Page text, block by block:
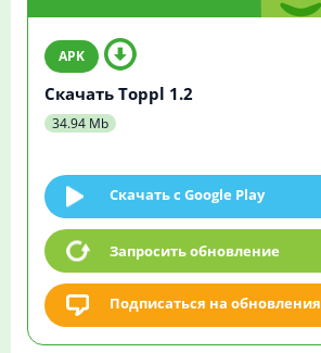
Скачать Toppl 1.2
34.94 Mb
Скачать c Google Play
Запросить обновление
Подписаться на обновления